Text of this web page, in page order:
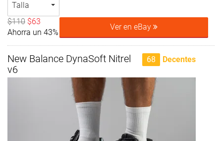
Talla
$110 $63
Ahorra un 43%
Ver en eBay
New Balance DynaSoft Nitrel
v6
68 Decentes